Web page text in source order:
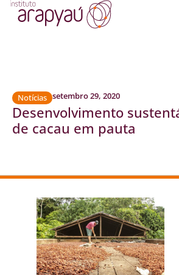
Notícias setembro 29, 2020
Desenvolvimento
de cacau em pauta